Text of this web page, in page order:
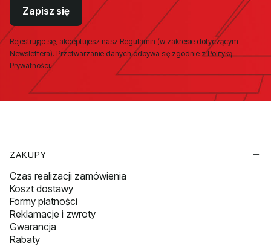
Zapisz się
Rejestrując się, akceptujesz nasz Regulamin (w zakresie dotyczącym
Newslettera). Przetwarzanie danych odbywa się zgodnie z Polityką
Prywatności.
ZAKUPY
Czas realizacji zamówienia
Koszt dostawy
Formy płatności
Reklamacje i zwroty
Gwarancja
Rabaty